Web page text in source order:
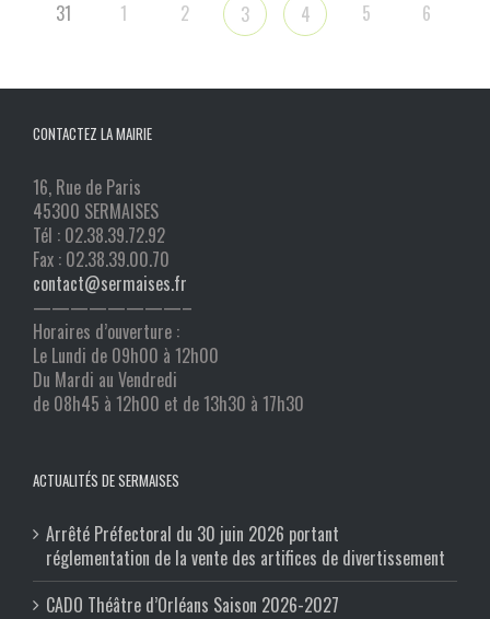
31 1 2 3 4 5 6
CONTACTEZ LA MAIRIE
16, Rue de Paris
45300 SERMAISES
Tél : 02.38.39.72.92
Fax : 02.38.39.00.70
contact@sermaises.fr
————————–
Horaires d’ouverture :
Le Lundi de 09h00 à 12h00
Du Mardi au Vendredi
de 08h45 à 12h00 et de 13h30 à 17h30
ACTUALITÉS DE SERMAISES
Arrêté Préfectoral du 30 juin 2026 portant
réglementation de la vente des artifices de divertissement
CADO Théâtre d’Orléans Saison 2026-2027